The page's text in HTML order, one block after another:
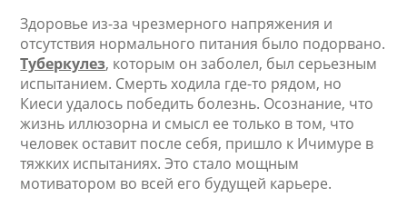
Здоровье из-за чрезмерного напряжения и
отсутствия нормального питания было подорвано.
Туберкулез, которым он заболел, был серьезным
испытанием. Смерть ходила где-то рядом, но
Киеси удалось победить болезнь. Осознание, что
жизнь иллюзорна и смысл ее только в том, что
человек оставит после себя, пришло к Ичимуре в
тяжких испытаниях. Это стало мощным
мотиватором во всей его будущей карьере.